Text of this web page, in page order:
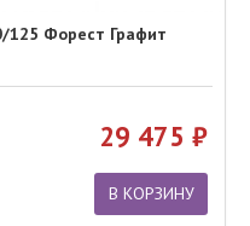
125 Форест Графит
29 475
В КОРЗИНУ